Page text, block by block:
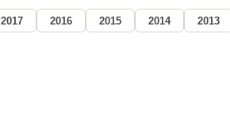
2017 2016 2015 2014 2013